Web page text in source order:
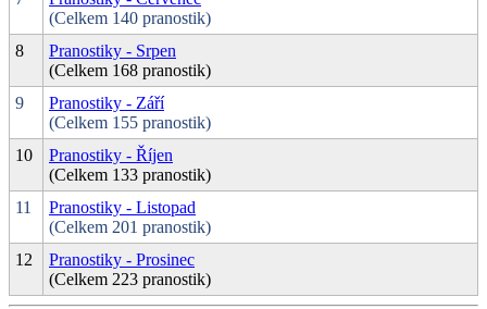
(Celkem 140 pranostik)
8
Pranostiky - Srpen
(Celkem 168 pranostik)
9
Pranostiky - Září
(Celkem 155 pranostik)
10
Pranostiky - Říjen
(Celkem 133 pranostik)
11
Pranostiky - Listopad
(Celkem 201 pranostik)
12
Pranostiky - Prosinec
(Celkem 223 pranostik)